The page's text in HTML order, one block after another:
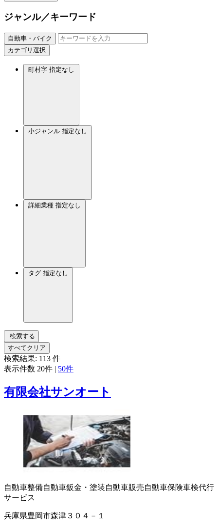
ジャンル／キーワード
自動車・バイク
カテゴリ選択
町村字 指定なし
小ジャンル 指定なし
詳細業種 指定なし
タグ 指定なし
検索する
すべてクリア
検索結果: 113 件
表示件数 20件 | 50件
有限会社サンオート
自動車整備自動車鈑金・塗装自動車販売自動車保険車検代行
サービス
兵庫県豊岡市森津３０４－１